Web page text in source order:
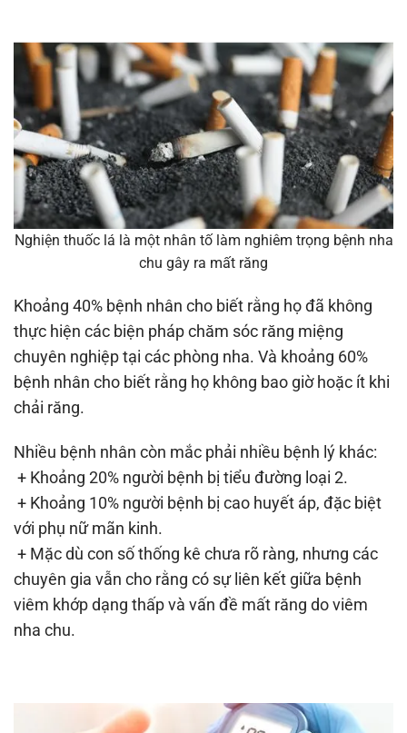
Nghiện thuốc lá là một nhân tố làm nghiêm trọng bệnh nha
chu gây ra mất răng
Khoảng 40% bệnh nhân cho biết rằng họ đã không
thực hiện các biện pháp chăm sóc răng miệng
chuyên nghiệp tại các phòng nha. Và khoảng 60%
bệnh nhân cho biết rằng họ không bao giờ hoặc ít khi
chải răng.
Nhiều bệnh nhân còn mắc phải nhiều bệnh lý khác:
+ Khoảng 20% người bệnh bị tiểu đường loại 2.
+ Khoảng 10% người bệnh bị cao huyết áp, đặc biệt
với phụ nữ mãn kinh.
+ Mặc dù con số thống kê chưa rõ ràng, nhưng các
chuyên gia vẫn cho rằng có sự liên kết giữa bệnh
viêm khớp dạng thấp và vấn đề mất răng do viêm
nha chu.